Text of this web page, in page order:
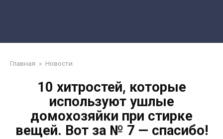
Главная » Новости
10 хитростей, которые
используют ушлые
домохозяйки при стирке
вещей. Вот за № 7 — спасибо!